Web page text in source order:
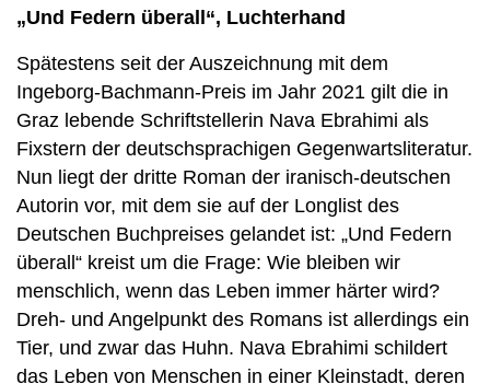
„Und Federn überall“, Luchterhand
Spätestens seit der Auszeichnung mit dem
Ingeborg-Bachmann-Preis im Jahr 2021 gilt die in
Graz lebende Schriftstellerin Nava Ebrahimi als
Fixstern der deutschsprachigen Gegenwartsliteratur.
Nun liegt der dritte Roman der iranisch-deutschen
Autorin vor, mit dem sie auf der Longlist des
Deutschen Buchpreises gelandet ist: „Und Federn
überall“ kreist um die Frage: Wie bleiben wir
menschlich, wenn das Leben immer härter wird?
Dreh- und Angelpunkt des Romans ist allerdings ein
Tier, und zwar das Huhn. Nava Ebrahimi schildert
das Leben von Menschen in einer Kleinstadt, deren